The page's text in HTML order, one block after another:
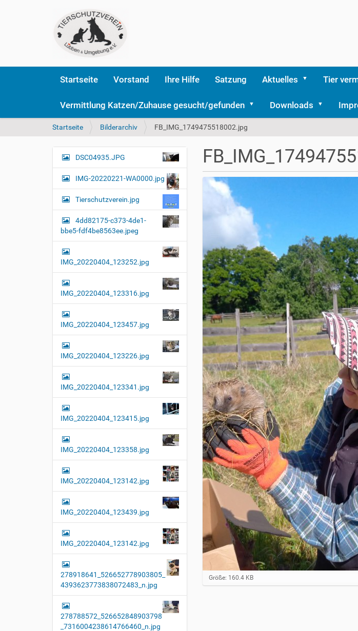
Startseite Vorstand Ihre Hilfe Satzung Aktuelles Tier
Vermittlung Katzen/Zuhause gesucht/gefunden Downloads
S
e
i
d
i
Startseite Bilderarchiv FB_IMG_1749475518002.jpg
Z
e
Größe: 160.4 KB
N
i
g
a
t
i
o
n
DSC04935.JPG
IMG-20220221-WA0000.jpg
Tierschutzverein.jpg
4dd82175-c373-4de1-
bbe5-fdf4be8563ee.jpeg
IMG_20220404_123252.jpg
IMG_20220404_123316.jpg
IMG_20220404_123457.jpg
IMG_20220404_123226.jpg
IMG_20220404_123341.jpg
IMG_20220404_123415.jpg
IMG_20220404_123358.jpg
IMG_20220404_123142.jpg
IMG_20220404_123439.jpg
IMG_20220404_123142.jpg
278918641_526652778903805_
4393623773838072483_n.jpg
278788572_526652848903798
_7316004238614766460_n.jpg